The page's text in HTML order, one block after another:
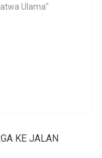
Ulama"
KE JALAN